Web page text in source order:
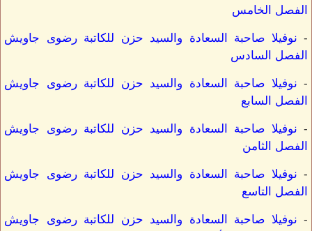
الفصل الخامس
- نوفيلا صاحبة السعادة والسيد حزن للكاتبة رضوى جاويش
الفصل السادس
- نوفيلا صاحبة السعادة والسيد حزن للكاتبة رضوى جاويش
الفصل السابع
- نوفيلا صاحبة السعادة والسيد حزن للكاتبة رضوى جاويش
الفصل الثامن
- نوفيلا صاحبة السعادة والسيد حزن للكاتبة رضوى جاويش
الفصل التاسع
- نوفيلا صاحبة السعادة والسيد حزن للكاتبة رضوى جاويش